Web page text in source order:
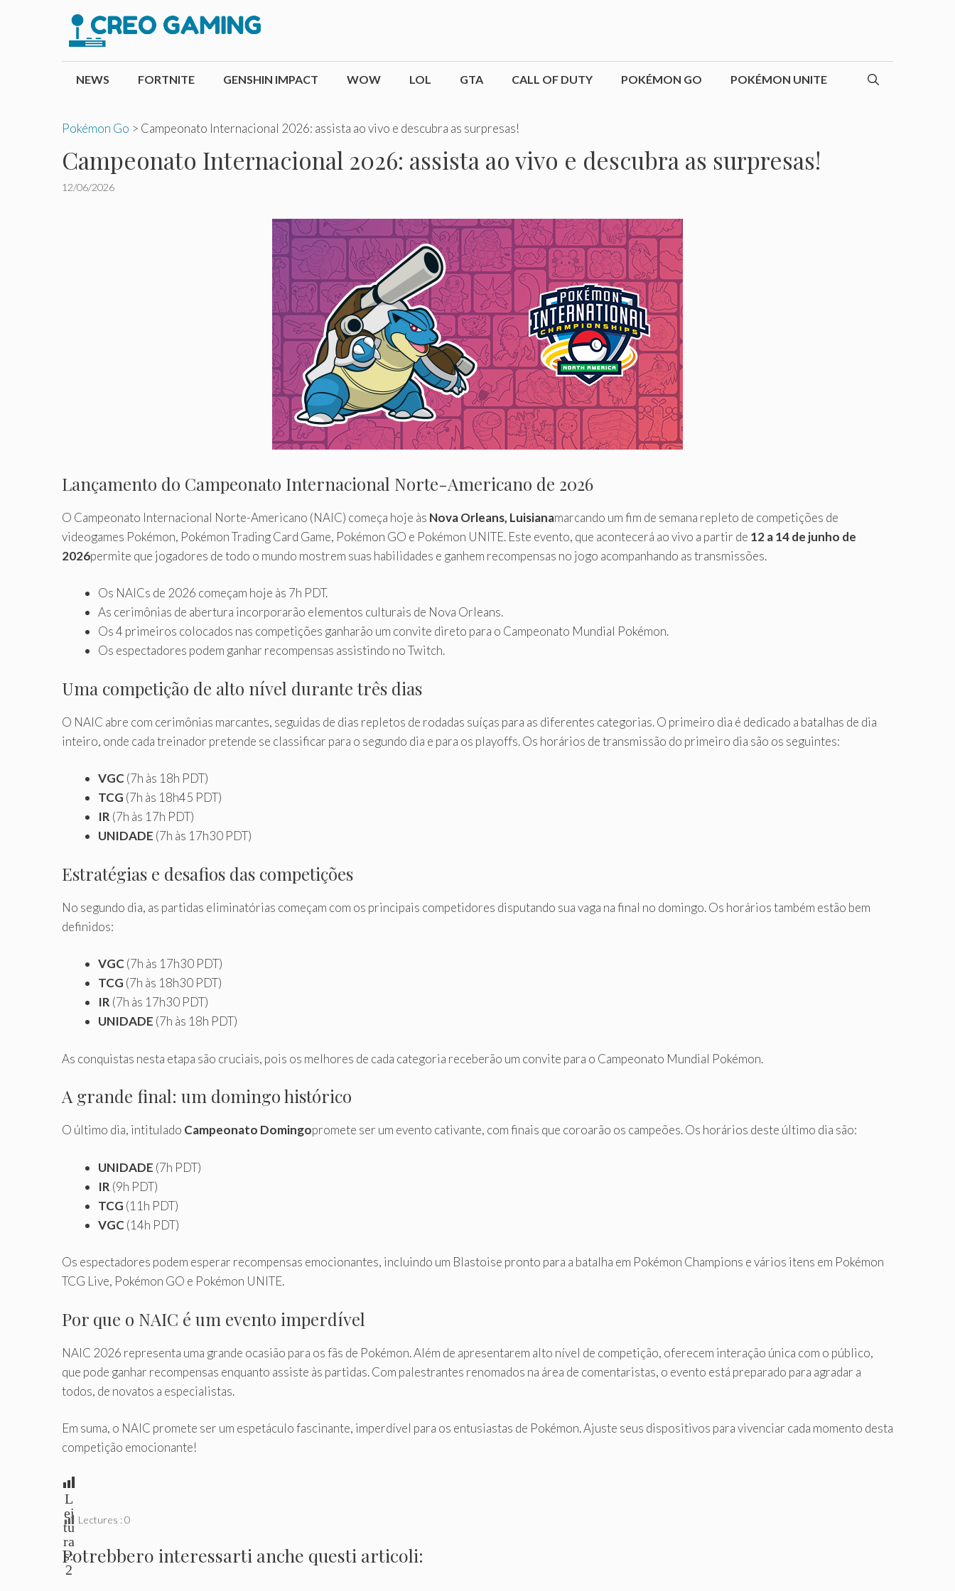
conteúdo
NEWS FORTNITE GENSHIN IMPACT WOW LOL GTA CALL OF DUTY POKÉMON GO POKÉMON UNITE
Pokémon Go > Campeonato Internacional 2026: assista ao vivo e descubra as surpresas!
Campeonato Internacional 2026: assista ao vivo e descubra as surpresas!
12/06/2026
Lançamento do Campeonato Internacional Norte-Americano de 2026
O Campeonato Internacional Norte-Americano (NAIC) começa hoje às Nova Orleans, Luisianamarcando um fim de semana repleto de competições de
videogames Pokémon, Pokémon Trading Card Game, Pokémon GO e Pokémon UNITE. Este evento, que acontecerá ao vivo a partir de 12 a 14 de junho de
2026permite que jogadores de todo o mundo mostrem suas habilidades e ganhem recompensas no jogo acompanhando as transmissões.
Os NAICs de 2026 começam hoje às 7h PDT.
As cerimônias de abertura incorporarão elementos culturais de Nova Orleans.
Os 4 primeiros colocados nas competições ganharão um convite direto para o Campeonato Mundial Pokémon.
Os espectadores podem ganhar recompensas assistindo no Twitch.
Uma competição de alto nível durante três dias
O NAIC abre com cerimônias marcantes, seguidas de dias repletos de rodadas suíças para as diferentes categorias. O primeiro dia é dedicado a batalhas de dia
inteiro, onde cada treinador pretende se classificar para o segundo dia e para os playoffs. Os horários de transmissão do primeiro dia são os seguintes:
VGC (7h às 18h PDT)
TCG (7h às 18h45 PDT)
IR (7h às 17h PDT)
UNIDADE (7h às 17h30 PDT)
Estratégias e desafios das competições
No segundo dia, as partidas eliminatórias começam com os principais competidores disputando sua vaga na final no domingo. Os horários também estão bem
definidos:
VGC (7h às 17h30 PDT)
TCG (7h às 18h30 PDT)
IR (7h às 17h30 PDT)
UNIDADE (7h às 18h PDT)
As conquistas nesta etapa são cruciais, pois os melhores de cada categoria receberão um convite para o Campeonato Mundial Pokémon.
A grande final: um domingo histórico
O último dia, intitulado Campeonato Domingopromete ser um evento cativante, com finais que coroarão os campeões. Os horários deste último dia são:
UNIDADE (7h PDT)
IR (9h PDT)
TCG (11h PDT)
VGC (14h PDT)
Os espectadores podem esperar recompensas emocionantes, incluindo um Blastoise pronto para a batalha em Pokémon Champions e vários itens em Pokémon
TCG Live, Pokémon GO e Pokémon UNITE.
Por que o NAIC é um evento imperdível
NAIC 2026 representa uma grande ocasião para os fãs de Pokémon. Além de apresentarem alto nível de competição, oferecem interação única com o público,
que pode ganhar recompensas enquanto assiste às partidas. Com palestrantes renomados na área de comentaristas, o evento está preparado para agradar a
todos, de novatos a especialistas.
Em suma, o NAIC promete ser um espetáculo fascinante, imperdível para os entusiastas de Pokémon. Ajuste seus dispositivos para vivenciar cada momento desta
competição emocionante!
L
ei
tu
ra
s:
2
Lectures :0
Potrebbero interessarti anche questi articoli: